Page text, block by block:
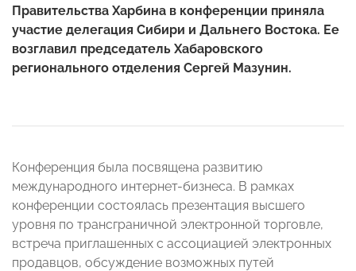
Правительства Харбина в конференции приняла
участие делегация Сибири и Дальнего Востока. Ее
возглавил председатель Хабаровского
регионального отделения Сергей Мазунин.
Конференция была посвящена развитию
международного интернет-бизнеса. В рамках
конференции состоялась презентация высшего
уровня по трансграничной электронной торговле,
встреча приглашенных с ассоциацией электронных
продавцов, обсуждение возможных путей